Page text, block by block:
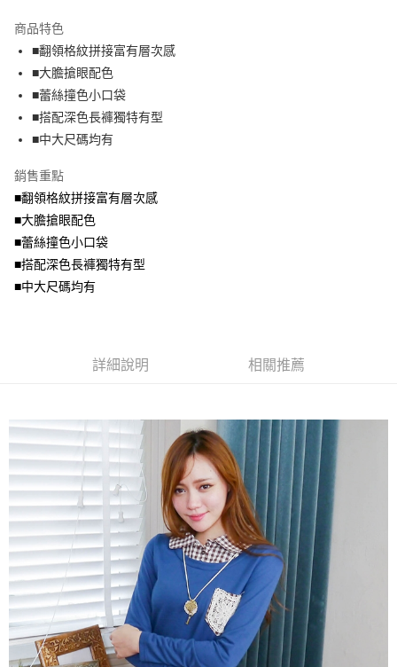
流程，驗證手機門號後，選擇欲分期的期數、繳款截止日，確認付款後即完
成交易。
3.實際核准額度、可分期數及費用金額請依後續交易確認頁面所載為準。
4.訂單成立30分鐘內，如未前往確認交易或遇審核未通過，訂單將自動取
法說明評估內容。
【繳款方式說明】
1.分期款項不併入電信帳單，「大哥付你分期」於每月結算日後寄送繳費提
醒簡訊。
帳／街口支付／iPASS MONEY」等通路繳費。
【注意事項】
1.本服務係由「台灣大哥大股份有限公司」（以下簡稱本公司）所提供，讓
用戶於交易時，得透過本服務購買商品或服務，並由商店將買賣／分期付款
買賣價金債權讓與本公司後，依約使用本公司帳單繳交帳款。
資料（包含姓名、電話或地址）提供予台灣大哥大進項蒐集、處理及利用，
【關於「AFTEE先享後付」】
AFTEE先享後付是「在收到商品之後才付款」的支付方式。 讓您購物簡單
便利好安心！
１．簡單：不需註冊會員、不需綁卡、不需儲值。
２．便利：只要手機號碼，簡訊認證，即可結帳。
３．安心：先確認商品／服務後，再付款。
【「AFTEE先享後付」結帳流程】
結帳頁面，進行簡訊認證並確認金額後，即可完成結帳。
３．收到繳費通知簡訊後14天內，點擊此簡訊中的連結，可透過四大超商／
ATM／網路銀行／等多元方式進行付款，方視為交易完成。
※ 請注意：結帳手續完成當下不需立刻繳費，但若您需要取消訂單，請聯絡
購買商品的店家。未經商家同意取消之訂單仍視為有效，需透過AFTEE先享
後付繳納相關費用。
※ 交易是否成功請以「AFTEE先享後付 」之結帳頁面顯示為準，若有關於
１．透過由恩沛科技股份有限公司提供之「AFTEE先享後付」服務完成之交
https://aftee.tw/terms/#terms3
３．未成年的使用者請事先徵得法定代理人或監護人之同意方可使用
「AFTEE先享後付」，若未經同意申辦者引起之損失，本公司不負相關責
任。
４．使用「AFTEE先享後付」時，將依據個別帳號之用戶狀況，依本公司即
時審查核予不同之上限額度；若仍有額度不足之情形，本公司將視審查結果
請求用戶進行身份認證。
５．嚴禁一人註冊多個帳號或使用他人資訊註冊。若發現惡意使用之情形，
恩沛科技股份有限公司將有權停止該用戶之使用額度並採取法律行動。
ATM付款
全家取貨付款
每筆NT$70，滿NT$699(含以上)免運費
付款後全家取貨
每筆NT$70，滿NT$699(含以上)免運費
7-11取貨付款
每筆NT$70，滿NT$799(含以上)免運費
付款後7-11取貨
每筆NT$100，滿NT$1,000(含以上)免運費
商品特色
■翻領格紋拼接富有層次感
■大膽搶眼配色
■蕾絲撞色小口袋
■搭配深色長褲獨特有型
■中大尺碼均有
銷售重點
■翻領格紋拼接富有層次感
■大膽搶眼配色
■蕾絲撞色小口袋
■搭配深色長褲獨特有型
■中大尺碼均有
詳細說明 相關推薦